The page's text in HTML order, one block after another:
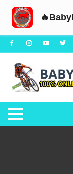
Saltar
al
contenido